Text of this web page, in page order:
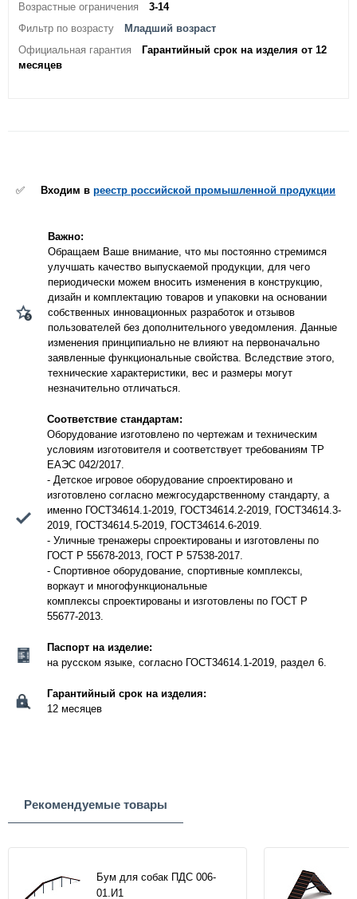
Возрастные ограничения
3-14
Фильтр по возрасту
Младший возраст
Официальная гарантия
Гарантийный срок на изделия от 12
месяцев
✅ Входим в реестр российской промышленной продукции
Важно:
Обращаем Ваше внимание, что мы постоянно стремимся
улучшать качество выпускаемой продукции, для чего
периодически можем вносить изменения в конструкцию,
дизайн и комплектацию товаров и упаковки на основании
собственных инновационных разработок и отзывов
пользователей без дополнительного уведомления. Данные
изменения принципиально не влияют на первоначально
заявленные функциональные свойства. Вследствие этого,
технические характеристики, вес и размеры могут
незначительно отличаться.
Соответствие стандартам:
Оборудование изготовлено по чертежам и техническим
условиям изготовителя и соответствует требованиям ТР
ЕАЭС 042/2017.
- Детское игровое оборудование спроектировано и
изготовлено согласно межгосударственному стандарту, а
именно ГОСТ34614.1-2019, ГОСТ34614.2-2019, ГОСТ34614.3-
2019, ГОСТ34614.5-2019, ГОСТ34614.6-2019.
- Уличные тренажеры спроектированы и изготовлены по
ГОСТ Р 55678-2013, ГОСТ Р 57538-2017.
- Спортивное оборудование, спортивные комплексы,
воркаут и многофункциональные
комплексы спроектированы и изготовлены по ГОСТ Р
55677-2013.
Паспорт на изделие:
на русском языке, согласно ГОСТ34614.1-2019, раздел 6.
Гарантийный срок на изделия:
12 месяцев
Рекомендуемые товары
Бум для собак ПДС 006-
01.И1